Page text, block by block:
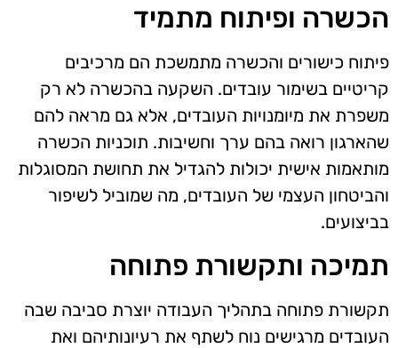
הכשרה ופיתוח מתמיד
פיתוח כישורים והכשרה מתמשכת הם מרכיבים
קריטיים בשימור עובדים. השקעה בהכשרה לא רק
משפרת את מיומנויות העובדים, אלא גם מראה להם
שהארגון רואה בהם ערך וחשיבות. תוכניות הכשרה
מותאמות אישית יכולות להגדיל את תחושת המסוגלות
והביטחון העצמי של העובדים, מה שמוביל לשיפור
בביצועים.
תמיכה ותקשורת פתוחה
תקשורת פתוחה בתהליך העבודה יוצרת סביבה שבה
העובדים מרגישים נוח לשתף את רעיונותיהם ואת